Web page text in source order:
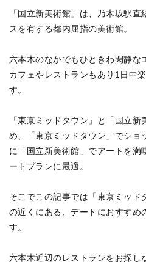
「国立新美術館」は、乃木坂駅
スを有する都内屈指の美術館。
六本木のなかでもひときわ閑静な
カフェやレストランもあり1日中
す。
「東京ミッドタウン」と「国立
め、「東京ミッドタウン」でショ
に「国立新美術館」でアートを満
ートプランに最適。
そこでこの記事では「東京ミッド
の近くにある、デートにおすすめ
す。
六本木近辺のレストランをお探し